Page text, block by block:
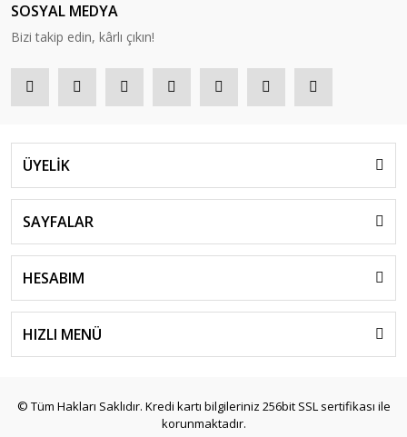
SOSYAL MEDYA
Bizi takip edin, kârlı çıkın!
ÜYELİK
SAYFALAR
HESABIM
HIZLI MENÜ
© Tüm Hakları Saklıdır. Kredi kartı bilgileriniz 256bit SSL sertifikası ile
korunmaktadır.